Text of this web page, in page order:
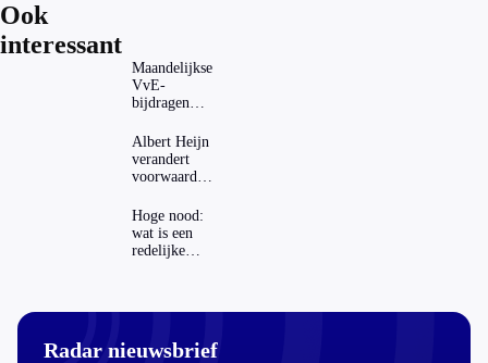
Ook
interessant
Maandelijkse
VvE-
bijdragen
dat invloed
op je
hypotheek?
Albert Heijn
verandert
voorwaarden
mag dat
zomaar?
Hoge nood:
wat is een
redelijke
Radar nieuwsbrief